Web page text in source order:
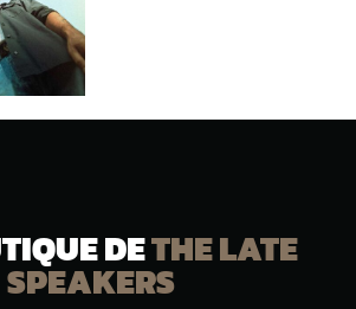
DETHE LATE
SPEAKERS